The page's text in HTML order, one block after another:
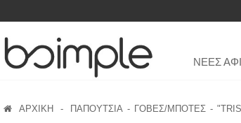
ΝΕΕΣ
ΑΡΧΙΚΗ - ΠΑΠΟΥΤΣΙΑ ΓΟΒΕΣ/ΜΠΟΤΕΣ